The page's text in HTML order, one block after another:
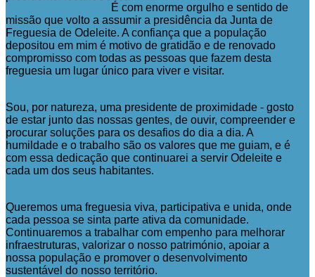
É com enorme orgulho e sentido de
missão que volto a assumir a presidência da Junta de
Freguesia de Odeleite. A confiança que a população
depositou em mim é motivo de gratidão e de renovado
compromisso com todas as pessoas que fazem desta
freguesia um lugar único para viver e visitar.
Sou, por natureza, uma presidente de proximidade - gosto
de estar junto das nossas gentes, de ouvir, compreender e
procurar soluções para os desafios do dia a dia. A
humildade e o trabalho são os valores que me guiam, e é
com essa dedicação que continuarei a servir Odeleite e
cada um dos seus habitantes.
Queremos uma freguesia viva, participativa e unida, onde
cada pessoa se sinta parte ativa da comunidade.
Continuaremos a trabalhar com empenho para melhorar
infraestruturas, valorizar o nosso património, apoiar a
nossa população e promover o desenvolvimento
sustentável do nosso território.